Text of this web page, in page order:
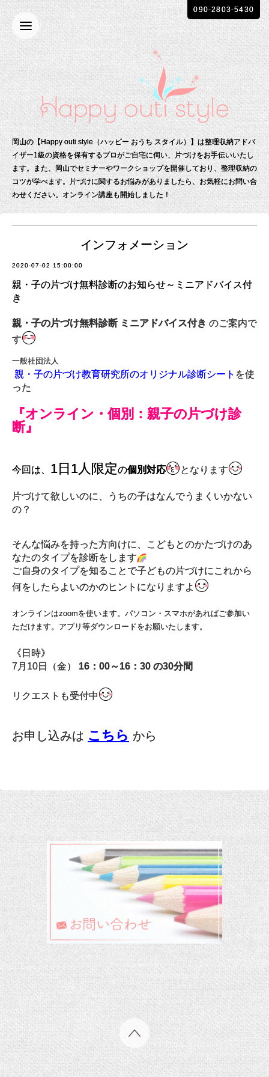
岡山の【Happy outi style（ハッピー おうち スタイル）】は整理収納アドバ
イザー1級の資格を保有するプロがご自宅に伺い、片づけをお手伝いいたし
ます。 また、岡山でセミナーやワークショップを開催しており、整理収納の
コツが学べます。 片づけに関するお悩みがありましたら、お気軽にお問い合
わせください。 オンライン講座も開始しました！
090-2803-5430
インフォメーション
2020-07-02 15:00:00
親・子の片づけ無料診断のお知らせ～ミニアドバイス付
き
親・子の片づけ無料診断 ミニアドバイス付き のご案内で
す
一般社団法人
親・子の片づけ教育研究所のオリジナル診断シート を使
った
『オンライン・個別：親子の片づけ診
断』
今回は、 1日1人限定の個別対応 となります
片づけて欲しいのに、うちの子はなんでうまくいかない
の？
そんな悩みを持った方向けに、こどもとのかたづけのあ
なたのタイプを診断をします
ご自身のタイプを知ることで子どもの片づけにこれから
何をしたらよいのかのヒントになりますよ
オンラインはzoomを使います。パソコン・スマホがあればご参加い
ただけます。アプリ等ダウンロードをお願いたします。
《日時》
7月10日（金）
16：00～16：30 の30分間
リクエストも受付中
お申し込みは こちら から